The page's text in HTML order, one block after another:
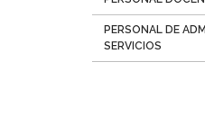
ayuda
a
PERSONAL DE
SERVICIOS